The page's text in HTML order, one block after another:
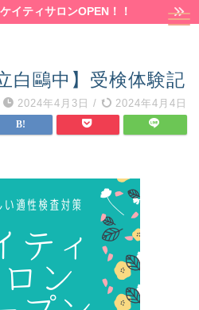
イティサロンOPEN！！
白鷗中】受検体験記
2024年4月3日 / 2024年4月4日